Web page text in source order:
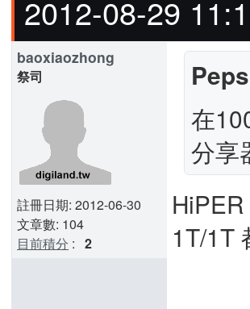
2012-08-29
baoxiaozhong
祭司
註冊日期: 2012-06-30
文章數: 104
目前積分 : 2
在
分享
1T/1T